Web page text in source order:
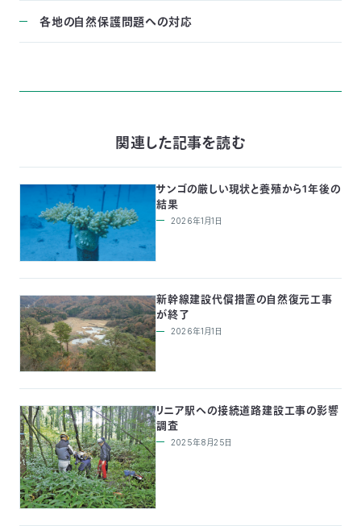
各地の自然保護問題への対応
関連した記事を読む
サンゴの厳しい現状と養殖から1年後の
結果
2026年1月1日
新幹線建設代償措置の自然復元工事
が終了
2026年1月1日
リニア駅への接続道路建設工事の影響
調査
2025年8月25日